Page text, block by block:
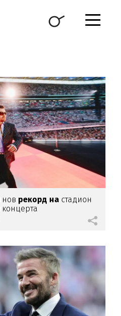
нов рекорд на стадион
концерта